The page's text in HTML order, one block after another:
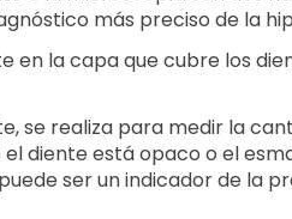
más preciso de la
en la capa que cubre los
se realiza para medir la
diente está opaco o el
ser un indicador de la